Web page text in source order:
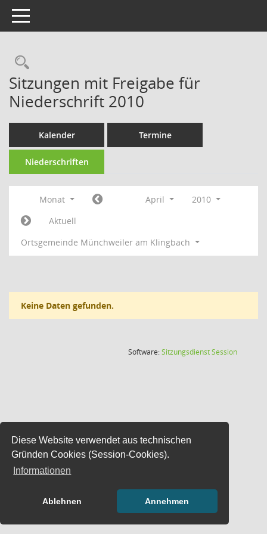
Diese Website verwendet aus technischen
Gründen Cookies (Session-Cookies).
Informationen
Ablehnen Annehmen
Toggle navigation
Rechercheauswahl
Sitzungen mit Freigabe für
Niederschrift 2010
Kalender Termine
Niederschriften
Monat April
2010
Aktuell
Ortsgemeinde Münchweiler am Klingbach
Keine Daten gefunden.
Software:SitzungsdienstSession(Wird in